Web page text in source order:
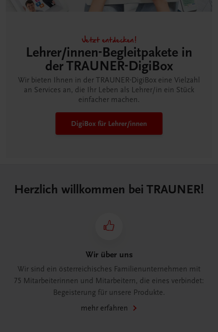
Jetzt entdecken!
Lehrer/innen-Begleitpakete in
der TRAUNER-DigiBox
Wir bieten Ihnen in der TRAUNER-DigiBox eine Vielzahl
an Services an, die Ihr Leben als Lehrer/in ein Stück
einfacher machen.
DigiBox für Lehrer/innen
Herzlich willkommen bei TRAUNER!
Wir über uns
Wir sind ein österreichisches Familienunternehmen mit
75 Mitarbeiterinnen und Mitarbeitern, die eines verbindet:
Begeisterung für unsere Produkte.
mehr erfahren